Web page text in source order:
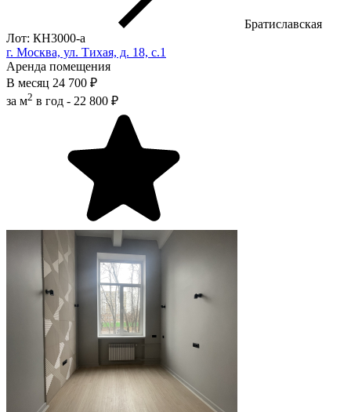
Братиславская
Лот: КН3000-a
г. Москва, ул. Тихая, д. 18, с.1
Аренда помещения
В месяц 24 700 ₽
за м2 в год - 22 800 ₽